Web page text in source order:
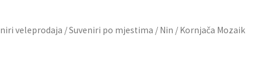
veleprodaja /Suveniri po mjestima / Nin / Kornjača Mozaik